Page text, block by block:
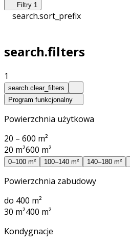
Filtry 1
search.sort_prefix
search.filters
1
search.clear_filters
Program funkcjonalny
Powierzchnia użytkowa
20 – 600 m²
20 m²600 m²
0–100 m² 100–140 m² 140–180 m²
Powierzchnia zabudowy
do 400 m²
30 m²400 m²
Kondygnacje